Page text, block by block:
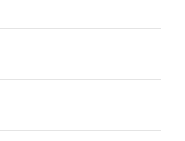
krijg je meer geld dan voor